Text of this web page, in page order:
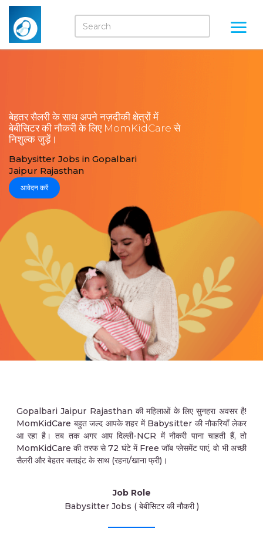
बेहतर सैलरी के साथ अपने नज़दीकी क्षेत्रों में
बेबीसिटर की नौकरी के लिए MomKidCare से
निशुल्क जुड़ें।
Babysitter Jobs in Gopalbari
Jaipur Rajasthan
आवेदन करें
Gopalbari Jaipur Rajasthan की महिलाओं के लिए सुनहरा अवसर है!
MomKidCare बहुत जल्द आपके शहर में Babysitter की नौकरियाँ लेकर
आ रहा है। तब तक अगर आप दिल्ली-NCR में नौकरी पाना चाहती हैं, तो
MomKidCare की तरफ से 72 घंटे में Free जॉब प्लेसमेंट पाएं, वो भी अच्छी
सैलरी और बेहतर क्लाइंट के साथ (रहना/खाना फ्री)।
Job Role
Babysitter Jobs ( बेबीसिटर की नौकरी )